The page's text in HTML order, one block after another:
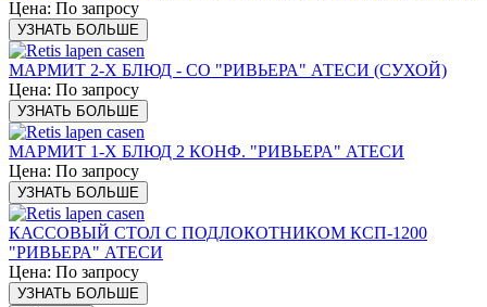
Цена: По запросу
УЗНАТЬ БОЛЬШЕ
МАРМИТ 2-Х БЛЮД - СО "РИВЬЕРА" АТЕСИ (СУХОЙ)
Цена: По запросу
УЗНАТЬ БОЛЬШЕ
МАРМИТ 1-Х БЛЮД 2 КОНФ. "РИВЬЕРА" АТЕСИ
Цена: По запросу
УЗНАТЬ БОЛЬШЕ
КАССОВЫЙ СТОЛ С ПОДЛОКОТНИКОМ КСП-1200
"РИВЬЕРА" АТЕСИ
Цена: По запросу
УЗНАТЬ БОЛЬШЕ